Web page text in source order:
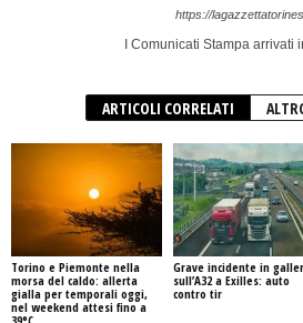
https://
I Comunicati Stampa arrivati
ARTICOLI CORRELATI
Torino e Piemonte nella
morsa del caldo: allerta
gialla per temporali oggi,
nel weekend attesi fino a
Grave incidente in
sull’A32 a Exilles: auto
contro tir